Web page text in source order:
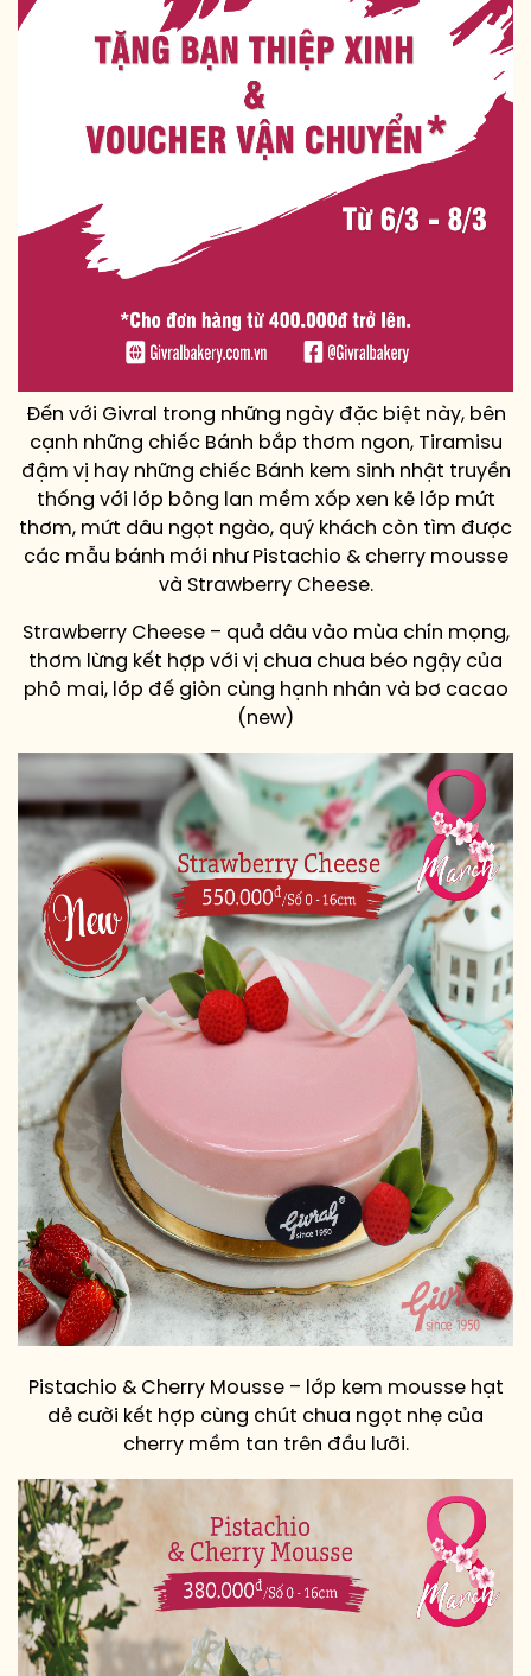
Đến với Givral trong những ngày đặc biệt này, bên
cạnh những chiếc Bánh bắp thơm ngon, Tiramisu
đậm vị hay những chiếc Bánh kem sinh nhật truyền
thống với lớp bông lan mềm xốp xen kẽ lớp mứt
thơm, mứt dâu ngọt ngào, quý khách còn tìm được
các mẫu bánh mới như Pistachio & cherry mousse
và Strawberry Cheese.
Strawberry Cheese – quả dâu vào mùa chín mọng,
thơm lừng kết hợp với vị chua chua béo ngậy của
phô mai, lớp đế giòn cùng hạnh nhân và bơ cacao
(new)
Pistachio & Cherry Mousse – lớp kem mousse hạt
dẻ cười kết hợp cùng chút chua ngọt nhẹ của
cherry mềm tan trên đầu lưỡi.